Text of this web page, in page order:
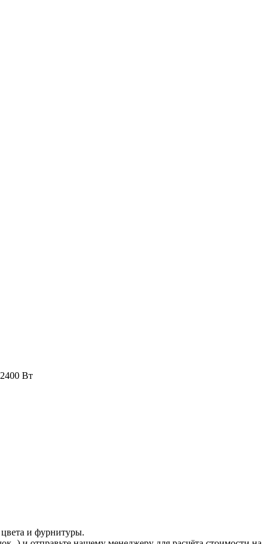
Вт
цвета и фурнитуры.